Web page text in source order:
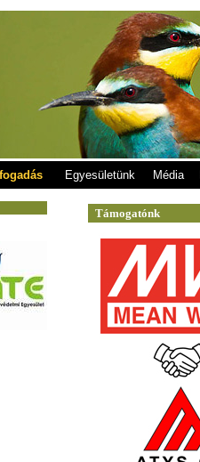
Egyesületünk Média